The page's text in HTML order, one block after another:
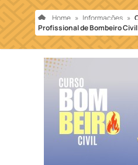
Home » Informações »
Profissional de Bombeiro